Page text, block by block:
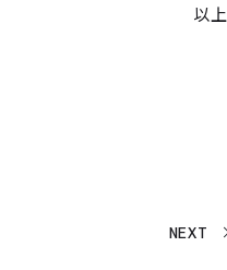
以上
NEXT